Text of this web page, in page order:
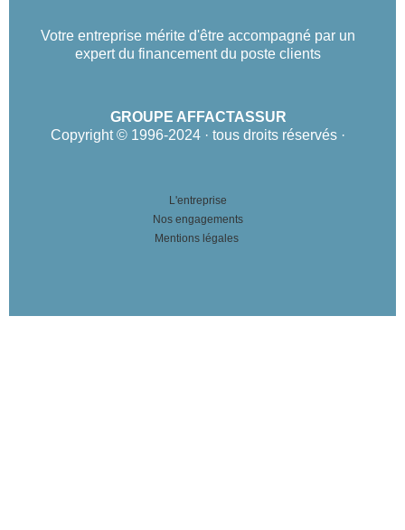
Votre entreprise mérite d'être accompagné par un
expert du financement du poste clients
GROUPE AFFACTASSUR
Copyright © 1996-2024 · tous droits réservés ·
L'entreprise
Nos engagements
Mentions légales